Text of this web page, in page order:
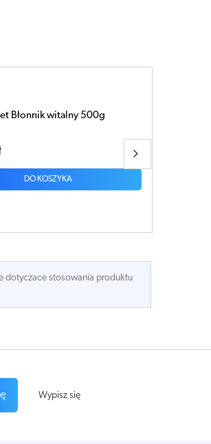
Młody jęczmień proszek
DO KOSZYKA
dotyczace stosowania produktu
Wypisz się